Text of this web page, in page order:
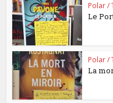
Polar /
Le
Polar /
La